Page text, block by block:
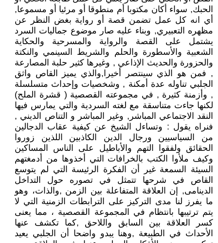
الحبك, سواء أكان مكتوبا أم منطوقا أو مرئيا أو مسموعا,
أي انه كل عمل تضمن قصة أو رواية بغض النظر عن
مظهره التعبيري, وبناء عليه صار موضوع جماليات السرد
يشتمل على القصة والرواية والمسرحية والحكاية
الشعبية والأسطورة والحلم والشريط السينمي والنكتة
والحزورة والحديث الإذاعي , وغيرها كثير حلبة المصارعة
, فمن هو الذي سينتصر أخيرا,والذي يميز القاص واثق
الجلبي تناوله عدة أمكنة , وشخصيات وإحداث متسلسلة
, وأزمنة كثيرة , في مجموعته القصصية ( قشرة الملح)
لكنها جاءت متناسقة مع لغته السردية والتي يمارس فيها
النقد الاجتماعي المباشر, وغير المباشر و التناص الديني ,
فنراه يقول : وتساءل الشيخ عن كيفية عقاب الدجالين
من السياسيين ورجال الدين الكاذبين اللذين زوروا
الحقائق ولفقوا التهم والأباطيل على الناس المساكين
وكيف ملأوا الكتب بالخرافات التي أخذوها من أدمغتهم
السيئة السمعة غير أن الفكرة الرئيسة التي لم يتوسع
القاص في شرحها تتمثل في تصوره حول التداخل
الدينامى, إن العلاقة المتفاعلة بين الزمن ,والذات، وهو
ما يفرز لنا مدى التركيز على الترابطات الزمنية التي لا
يتم ترتيبها بانتظام في المجموعة القصصية ، مما يعنى
كسر العلاقة بين السابق واللاحق ,كما تكشف عنها
الأحداث في الطبيعة ,وهنا يبدو واضحا أن الجلبي يعيد